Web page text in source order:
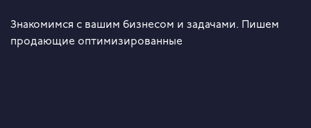
Знакомимся с вашим бизнесом и задачами. Пишем
продающие оптимизированные